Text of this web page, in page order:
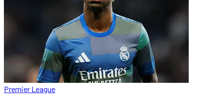
Premier League